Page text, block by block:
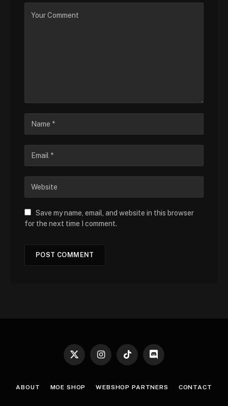
Save my name, email, and website in this browser
for the next time I comment.
X
InstagramTikTok Discord
ABOUT MOE SHOP WEBSHOP PARTNERS CONTACT